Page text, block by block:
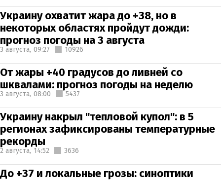
Украину охватит жара до +38, но в
некоторых областях пройдут дожди:
прогноз погоды на 3 августа
3 августа, 09:27 10926
От жары +40 градусов до ливней со
шквалами: прогноз погоды на неделю
3 августа, 08:00 5437
Украину накрыл "тепловой купол": в 5
регионах зафиксированы температурные
рекорды
2 августа, 14:52 3636
До +37 и локальные грозы: синоптики